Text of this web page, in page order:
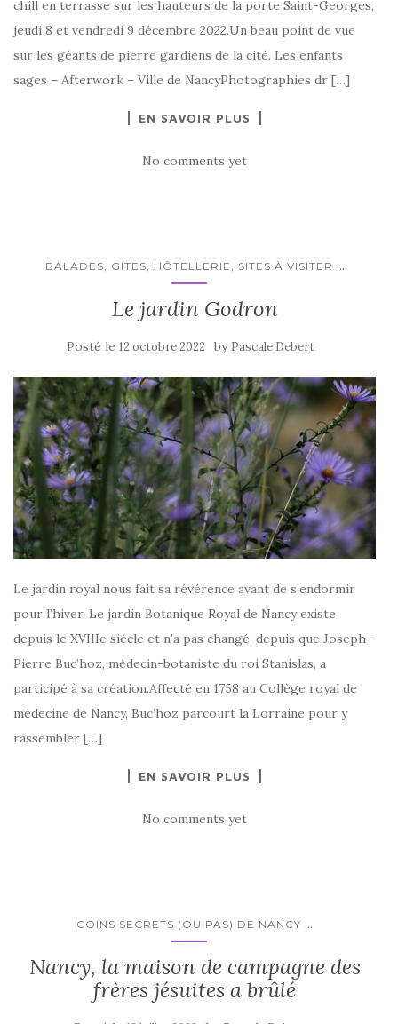
chill en terrasse sur les hauteurs de la porte Saint-Georges,
jeudi 8 et vendredi 9 décembre 2022.Un beau point de vue
sur les géants de pierre gardiens de la cité. Les enfants
sages – Afterwork – Ville de NancyPhotographies dr […]
EN SAVOIR PLUS
No comments yet
BALADES, GITES, HÔTELLERIE, SITES À VISITER ...
Le jardin Godron
Posté le 12 octobre 2022 by Pascale Debert
Le jardin royal nous fait sa révérence avant de s’endormir
pour l’hiver. Le jardin Botanique Royal de Nancy existe
depuis le XVIIIe siècle et n’a pas changé, depuis que Joseph-
Pierre Buc’hoz, médecin-botaniste du roi Stanislas, a
participé à sa création.Affecté en 1758 au Collège royal de
médecine de Nancy, Buc’hoz parcourt la Lorraine pour y
rassembler […]
EN SAVOIR PLUS
No comments yet
COINS SECRETS (OU PAS) DE NANCY ...
Nancy, la maison de campagne des
frères jésuites a brûlé